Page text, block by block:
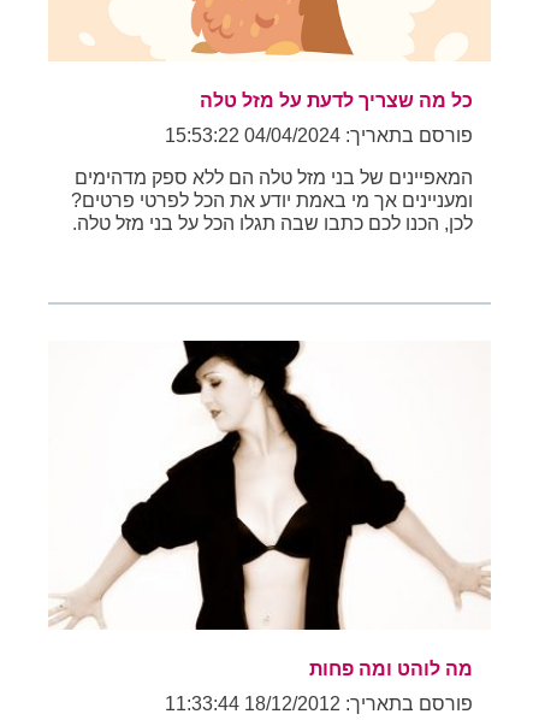
כל מה שצריך לדעת על מזל טלה
פורסם בתאריך: 04/04/2024 15:53:22
המאפיינים של בני מזל טלה הם ללא ספק מדהימים
ומעניינים אך מי באמת יודע את הכל לפרטי פרטים?
לכן, הכנו לכם כתבו שבה תגלו הכל על בני מזל טלה.
מה לוהט ומה פחות
פורסם בתאריך: 18/12/2012 11:33:44